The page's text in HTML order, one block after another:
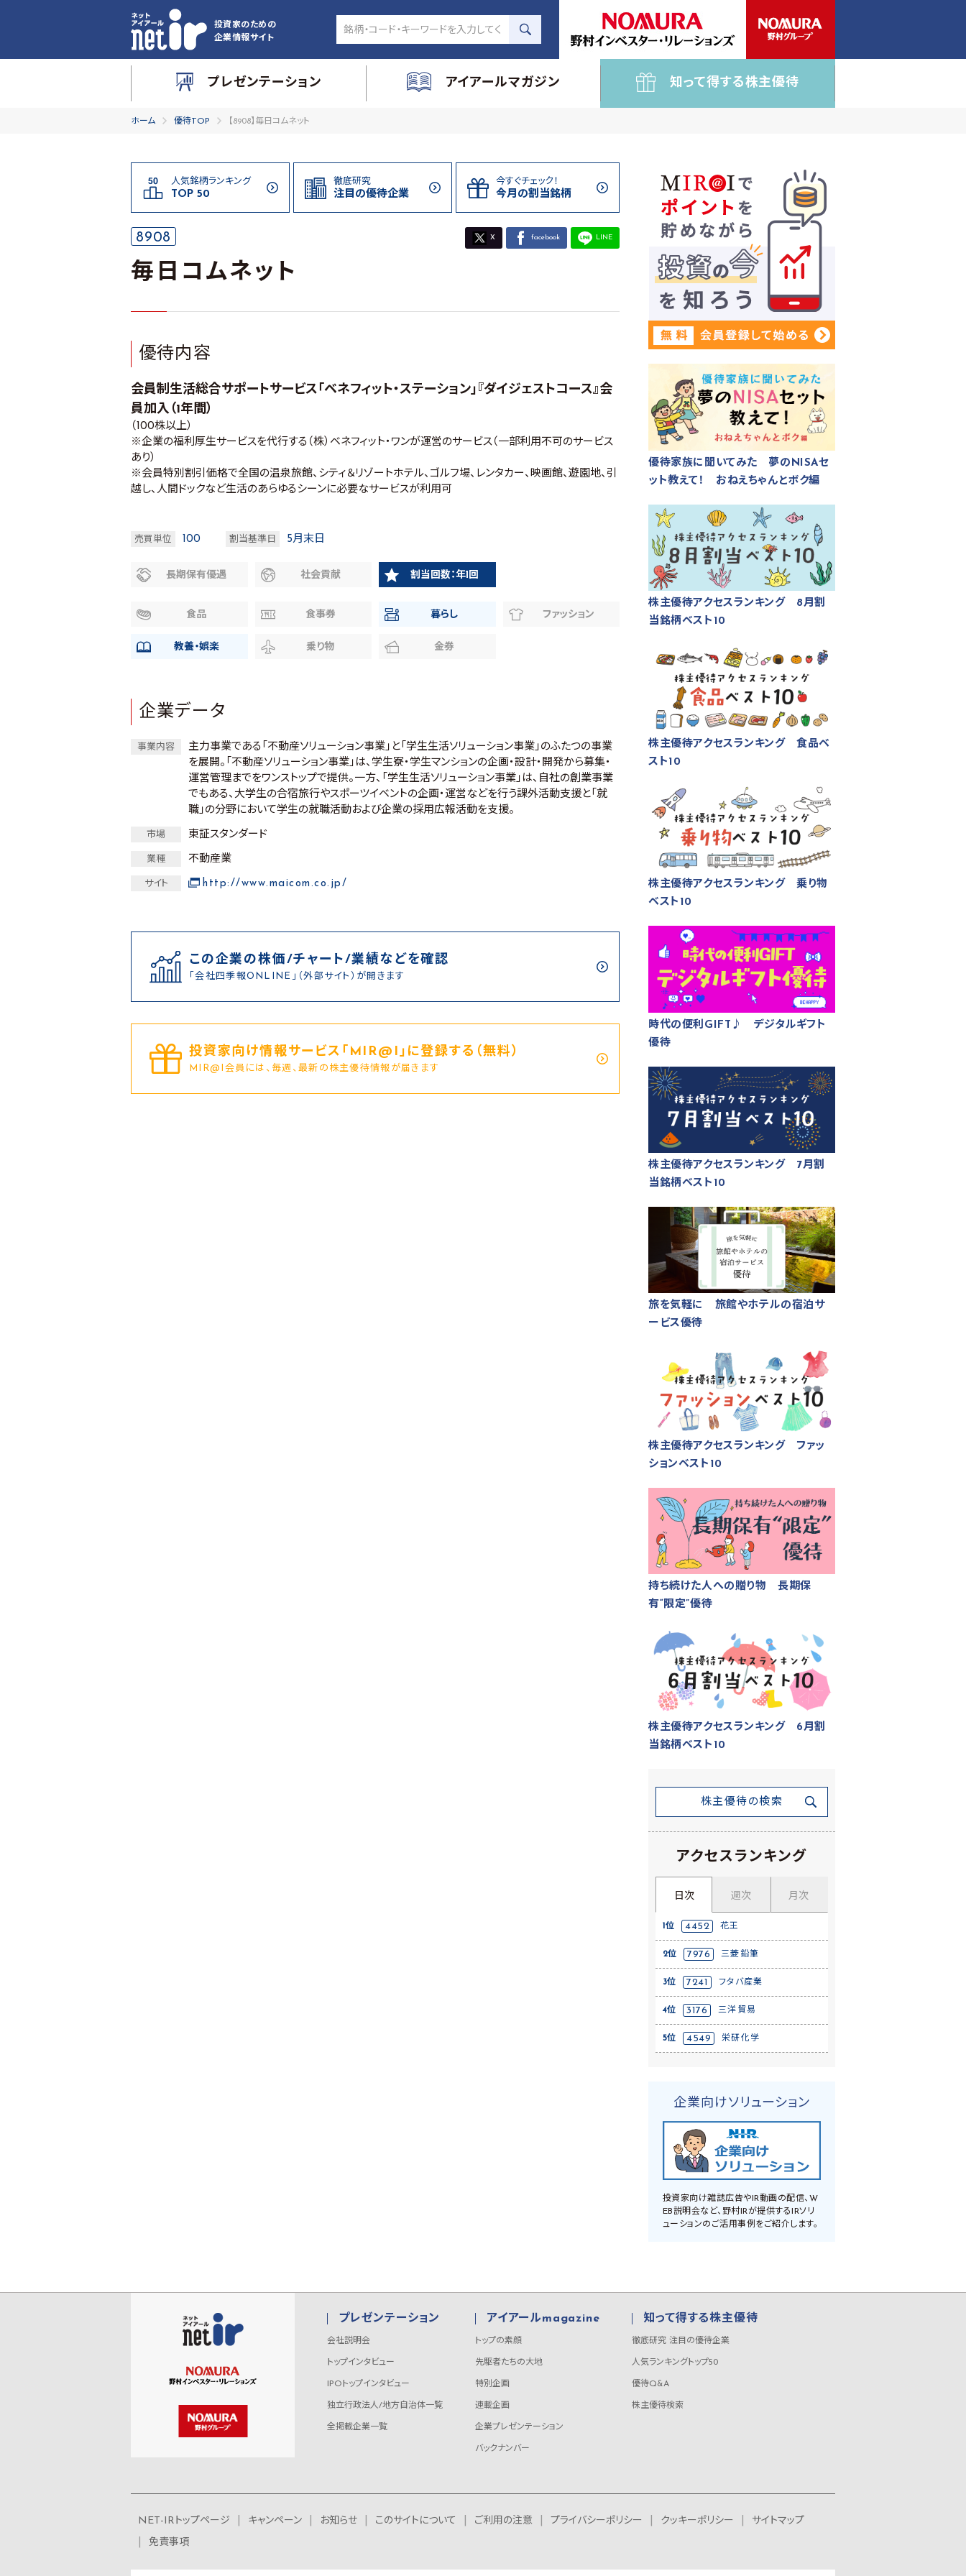
投資家のための
企業情報サイト
プレゼンテーション アイアールマガジン 知って得する株主優待
ホーム 優待TOP 【8908】毎日コムネット
人気銘柄ランキング
TOP 50
徹底研究
注目の優待企業
今すぐチェック！
今月の割当銘柄
8908 X facebook LINE
毎日コムネット
優待内容
会員制生活総合サポートサービス「ベネフィット・ステーション」『ダイジェストコース』会
員加入（1年間）
（100株以上）
※企業の福利厚生サービスを代行する（株）ベネフィット・ワンが運営のサービス（一部利用不可のサービス
あり）
※会員特別割引価格で全国の温泉旅館、シティ＆リゾートホテル、ゴルフ場、レンタカー、映画館、遊園地、引
越し、人間ドックなど生活のあらゆるシーンに必要なサービスが利用可
売買単位 100 割当基準日 5月末日
長期保有優遇 社会貢献 割当回数：年1回
食品 食事券 暮らし ファッション
教養・娯楽 乗り物 金券
企業データ
事業内容
主力事業である「不動産ソリューション事業」と「学生生活ソリューション事業」のふたつの事業
を展開。「不動産ソリューション事業」は、学生寮・学生マンションの企画・設計・開発から募集・
運営管理までをワンストップで提供。一方、「学生生活ソリューション事業」は、自社の創業事業
でもある、大学生の合宿旅行やスポーツイベントの企画・運営などを行う課外活動支援と「就
職」の分野において学生の就職活動および企業の採用広報活動を支援。
市場 東証スタンダード
業種 不動産業
サイト http://www.maicom.co.jp/
この企業の株価/チャート/業績などを確認
「会社四季報ONLINE」（外部サイト）が開きます
投資家向け情報サービス｢MIR@I｣に登録する（無料）
MIR@I会員には、毎週、最新の株主優待情報が届きます
優待家族に聞いてみた 夢のNISAセ
ット教えて！ おねえちゃんとボク編
株主優待アクセスランキング 8月割
当銘柄ベスト10
株主優待アクセスランキング 食品ベ
スト10
株主優待アクセスランキング 乗り物
ベスト10
時代の便利GIFT♪ デジタルギフト
優待
株主優待アクセスランキング 7月割
当銘柄ベスト10
旅を気軽に 旅館やホテルの宿泊サ
ービス優待
株主優待アクセスランキング ファッ
ションベスト10
持ち続けた人への贈り物 長期保
有“限定”優待
株主優待アクセスランキング 6月割
当銘柄ベスト10
株主優待の検索
アクセスランキング
日次 週次 月次
1位 4452 花王
2位 7976 三菱鉛筆
3位 7241 フタバ産業
4位 3176 三洋貿易
5位 4549 栄研化学
企業向けソリューション
投資家向け雑誌広告やIR動画の配信、W
EB説明会など、野村IRが提供するIRソリ
ューションのご活用事例をご紹介します。
プレゼンテーション
会社説明会
トップインタビュー
IPOトップインタビュー
独立行政法人/地方自治体一覧
全掲載企業一覧
アイアールmagazine
トップの素顔
先駆者たちの大地
特別企画
連載企画
企業プレゼンテーション
バックナンバー
知って得する株主優待
徹底研究 注目の優待企業
人気ランキングトップ50
優待Q&A
株主優待検索
NET-IRトップページ キャンペーン お知らせ このサイトについて ご利用の注意 プライバシーポリシー クッキーポリシー
サイトマップ
免責事項